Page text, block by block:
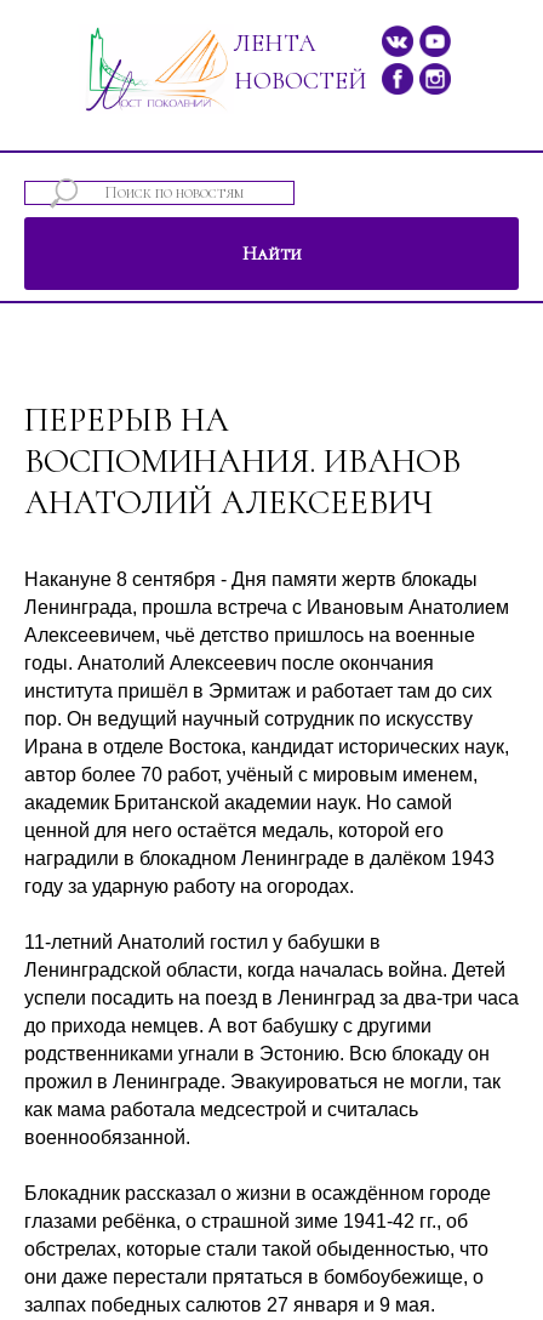
ЛЕНТА
НОВОСТЕЙ
Найти
ПЕРЕРЫВ НА
ВОСПОМИНАНИЯ. ИВАНОВ
АНАТОЛИЙ АЛЕКСЕЕВИЧ
Накануне 8 сентября - Дня памяти жертв блокады
Ленинграда, прошла встреча с Ивановым Анатолием
Алексеевичем, чьё детство пришлось на военные
годы. Анатолий Алексеевич после окончания
института пришёл в Эрмитаж и работает там до сих
пор. Он ведущий научный сотрудник по искусству
Ирана в отделе Востока, кандидат исторических наук,
автор более 70 работ, учёный с мировым именем,
академик Британской академии наук. Но самой
ценной для него остаётся медаль, которой его
наградили в блокадном Ленинграде в далёком 1943
году за ударную работу на огородах.
11-летний Анатолий гостил у бабушки в
Ленинградской области, когда началась война. Детей
успели посадить на поезд в Ленинград за два-три часа
до прихода немцев. А вот бабушку с другими
родственниками угнали в Эстонию. Всю блокаду он
прожил в Ленинграде. Эвакуироваться не могли, так
как мама работала медсестрой и считалась
военнообязанной.
Блокадник рассказал о жизни в осаждённом городе
глазами ребёнка, о страшной зиме 1941-42 гг., об
обстрелах, которые стали такой обыденностью, что
они даже перестали прятаться в бомбоубежище, о
залпах победных салютов 27 января и 9 мая.